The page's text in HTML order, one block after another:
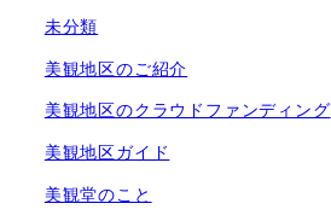
未分類
美観地区のご紹介
美観地区のクラウドファンディング
美観地区ガイド
美観堂のこと